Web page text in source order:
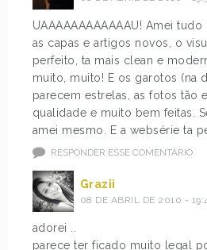
UAAAAAAAAAAAAU! Amei
as capas e artigos novos, o
perfeito, ta mais clean e
muito, muito! E os garotos (na
parecem estrelas, as fotos tão
qualidade e muito bem feitas.
amei mesmo. E a websérie ta
RESPONDER ESSE COMENTÁRIO
Grazii
08 DE ABRIL DE 2010 -
adorei ..
parece ter ficado muito legal